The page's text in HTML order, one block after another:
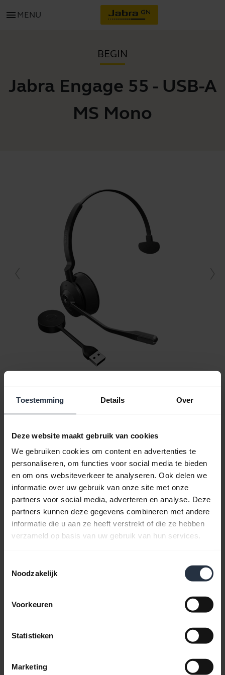
Toestemming Details Over
Deze website maakt gebruik van cookies
We gebruiken cookies om content en advertenties te
personaliseren, om functies voor social media te bieden
en om ons websiteverkeer te analyseren. Ook delen we
informatie over uw gebruik van onze site met onze
partners voor social media, adverteren en analyse. Deze
partners kunnen deze gegevens combineren met andere
informatie die u aan ze heeft verstrekt of die ze hebben
verzameld op basis van uw gebruik van hun services.
Noodzakelijk
Voorkeuren
Statistieken
Marketing
menu MENU
BEGIN
Jabra Engage 55 - USB-A
MS Mono
Hulpbronnen om aan de slag te gaan
Bluetooth-koppelgids
Veelgestelde vragen